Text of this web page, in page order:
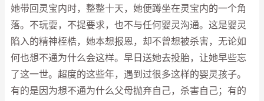
她带回灵宝内时，整整十天，她便蹲坐在灵宝内的一个角
落。不玩耍，不提要求，也不与任何婴灵沟通。这是婴灵
陷入的精神桎梏，她本想报恩，却不曾想被杀害，无论如
何也想不通为什么会这样。早日送她去投胎，让她早些忘
了这一世。超度的这些年，遇到过很多这样的婴灵孩子。
有的是因为想不通为什么父母抛弃自己，杀害自己；有的